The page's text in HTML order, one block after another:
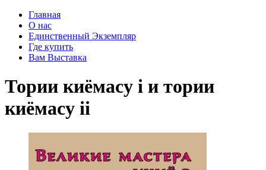
Главная
О нас
Единственный Экземпляр
Где купить
Вам Выставка
Тории киёмасу i и тории
киёмасу ii